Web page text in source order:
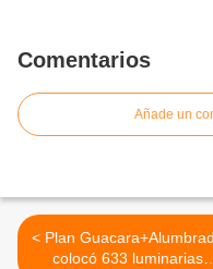
Comentarios
Añade un
< Plan Guacara+Alumbrada
colocó 633 luminarias